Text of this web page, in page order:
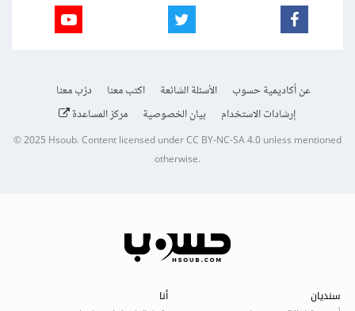
عن أكاديمية حسوب الأسئلة الشائعة اكتب معنا
درّب معنا
إرشادات الاستخدام
بيان الخصوصية مركز المساعدة
© 2025Hsoub.Content licensed underCC BY-NC-SA 4.0unless mentioned
otherwise.